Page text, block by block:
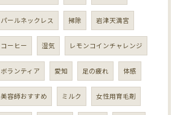
パールネックレス 掃除 岩津天満宮
コーヒー 湿気 レモンコインチャレンジ
ボランティア 愛知 足の疲れ 体感
美容師おすすめ ミルク 女性用育毛剤